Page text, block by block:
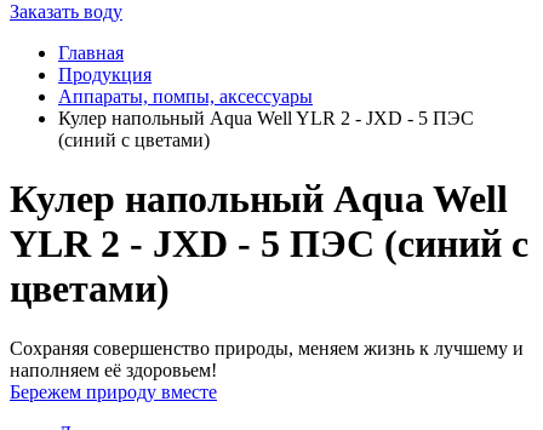
Заказать воду
Главная
Продукция
Аппараты, помпы, аксессуары
Кулер напольный Aqua Well YLR 2 - JXD - 5 ПЭС
(синий с цветами)
Кулер напольный Aqua Well
YLR 2 - JXD - 5 ПЭС (синий с
цветами)
Сохраняя совершенство природы, меняем жизнь к лучшему и
наполняем её здоровьем!
Бережем природу вместе